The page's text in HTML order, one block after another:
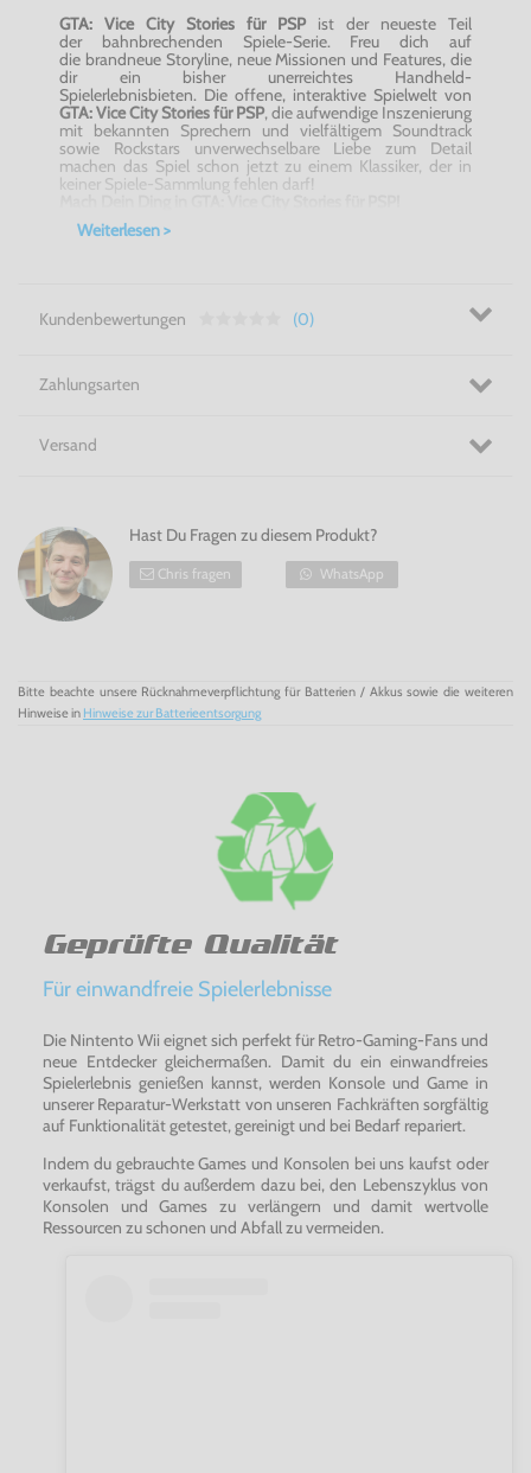
GTA: Vice City Stories für PSP ist der neueste Teil
der bahnbrechenden Spiele-Serie. Freu dich auf
die brandneue Storyline, neue Missionen und Features, die
dir ein bisher unerreichtes Handheld-
Spielerlebnisbieten. Die offene, interaktive Spielwelt von
GTA: Vice City Stories für PSP, die aufwendige Inszenierung
mit bekannten Sprechern und vielfältigem Soundtrack
sowie Rockstars unverwechselbare Liebe zum Detail
machen das Spiel schon jetzt zu einem Klassiker, der in
keiner Spiele-Sammlung fehlen darf!
Weiterlesen >
Kundenbewertungen (0)
Zahlungsarten
Versand
Hast Du Fragen zu diesem Produkt?
Chris fragen WhatsApp
Bitte beachte unsere Rücknahmeverpflichtung für Batterien / Akkus sowie die weiteren
Hinweise in Hinweise zur Batterieentsorgung
Geprüfte Qualität
Für einwandfreie Spielerlebnisse
Die Nintento Wii eignet sich perfekt für Retro-Gaming-Fans und
neue Entdecker gleichermaßen. Damit du ein einwandfreies
Spielerlebnis genießen kannst, werden Konsole und Game in
unserer Reparatur-Werkstatt von unseren Fachkräften sorgfältig
auf Funktionalität getestet, gereinigt und bei Bedarf repariert.
Indem du gebrauchte Games und Konsolen bei uns kaufst oder
verkaufst, trägst du außerdem dazu bei, den Lebenszyklus von
Konsolen und Games zu verlängern und damit wertvolle
Ressourcen zu schonen und Abfall zu vermeiden.